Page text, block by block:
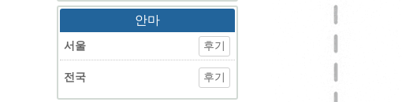
안마
서울 후기
전국 후기